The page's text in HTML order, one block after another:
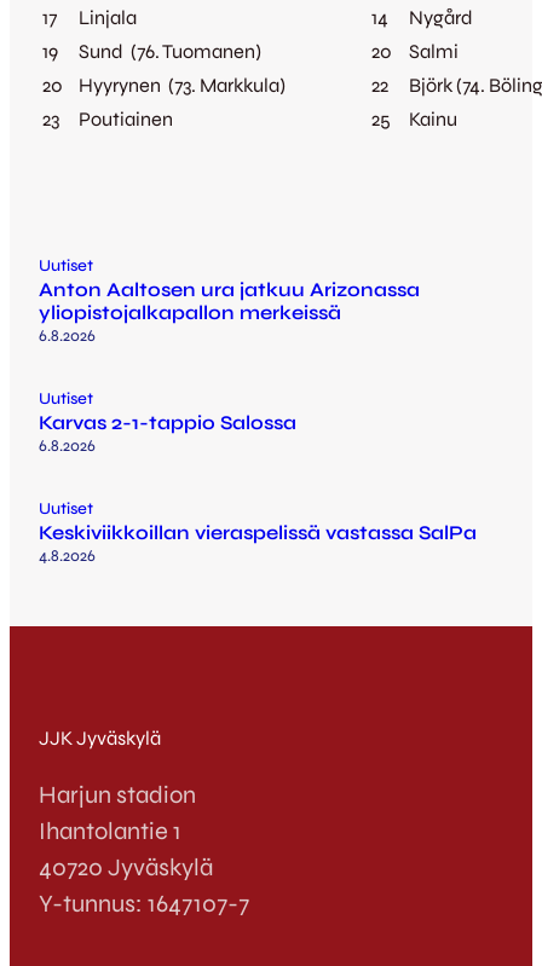
17
Linjala 14
Nygård
19
Sund (76. Tuomanen) 20
Salmi
20
Hyyrynen (73. Markkula) 22
Björk (74.
23
Poutiainen 25 Kainu
Uutiset
Anton Aaltosen ura jatkuu Arizonassa
yliopistojalkapallon merkeissä
6.8.2026
Uutiset
Karvas 2-1-tappio Salossa
6.8.2026
Uutiset
Keskiviikkoillan vieraspelissä vastassa SalPa
4.8.2026
JJK Jyväskylä
Harjun stadion
Ihantolantie 1
40720 Jyväskylä
Y-tunnus: 1647107-7